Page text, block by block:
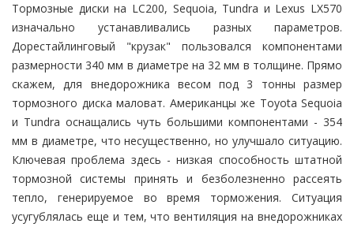
Тормозные диски на LC200, Sequoia, Tundra и Lexus LX570
изначально устанавливались разных параметров.
Дорестайлинговый "крузак" пользовался компонентами
размерности 340 мм в диаметре на 32 мм в толщине. Прямо
скажем, для внедорожника весом под 3 тонны размер
тормозного диска маловат. Американцы же Toyota Sequoia
и Tundra оснащались чуть большими компонентами - 354
мм в диаметре, что несущественно, но улучшало ситуацию.
Ключевая проблема здесь - низкая способность штатной
тормозной системы принять и безболезненно рассеять
тепло, генерируемое во время торможения. Ситуация
усугублялась еще и тем, что вентиляция на внедорожниках